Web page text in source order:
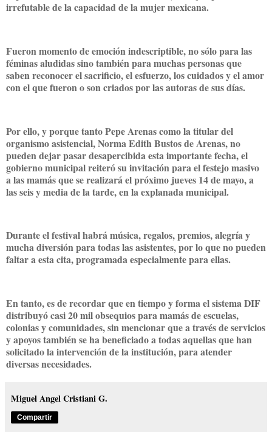
irrefutable de la capacidad de la mujer mexicana.
Fueron momento de emoción indescriptible, no sólo para las
féminas aludidas sino también para muchas personas que
saben reconocer el sacrificio, el esfuerzo, los cuidados y el amor
con el que fueron o son criados por las autoras de sus días.
Por ello, y porque tanto Pepe Arenas como la titular del
organismo asistencial, Norma Edith Bustos de Arenas, no
pueden dejar pasar desapercibida esta importante fecha, el
gobierno municipal reiteró su invitación para el festejo masivo
a las mamás que se realizará el próximo jueves 14 de mayo, a
las seis y media de la tarde, en la explanada municipal.
Durante el festival habrá música, regalos, premios, alegría y
mucha diversión para todas las asistentes, por lo que no pueden
faltar a esta cita, programada especialmente para ellas.
En tanto, es de recordar que en tiempo y forma el sistema DIF
distribuyó casi 20 mil obsequios para mamás de escuelas,
colonias y comunidades, sin mencionar que a través de servicios
y apoyos también se ha beneficiado a todas aquellas que han
solicitado la intervención de la institución, para atender
diversas necesidades.
Miguel Angel Cristiani G.
Compartir